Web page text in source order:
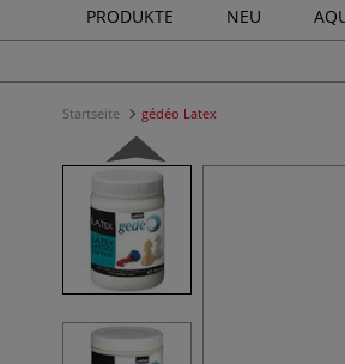
PRODUKTE NEU
Startseite gédéo Latex